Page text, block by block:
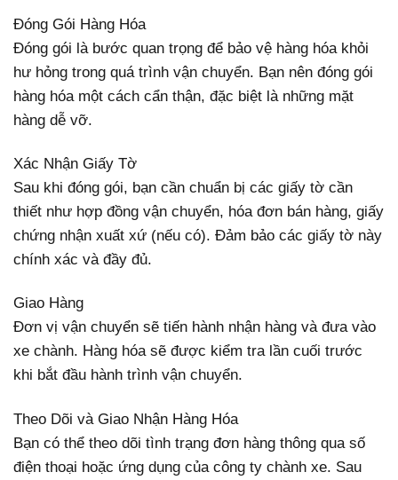
Đóng Gói Hàng Hóa
Đóng gói là bước quan trọng để bảo vệ hàng hóa khỏi
hư hỏng trong quá trình vận chuyển. Bạn nên đóng gói
hàng hóa một cách cẩn thận, đặc biệt là những mặt
hàng dễ vỡ.
Xác Nhận Giấy Tờ
Sau khi đóng gói, bạn cần chuẩn bị các giấy tờ cần
thiết như hợp đồng vận chuyển, hóa đơn bán hàng, giấy
chứng nhận xuất xứ (nếu có). Đảm bảo các giấy tờ này
chính xác và đầy đủ.
Giao Hàng
Đơn vị vận chuyển sẽ tiến hành nhận hàng và đưa vào
xe chành. Hàng hóa sẽ được kiểm tra lần cuối trước
khi bắt đầu hành trình vận chuyển.
Theo Dõi và Giao Nhận Hàng Hóa
Bạn có thể theo dõi tình trạng đơn hàng thông qua số
điện thoại hoặc ứng dụng của công ty chành xe. Sau